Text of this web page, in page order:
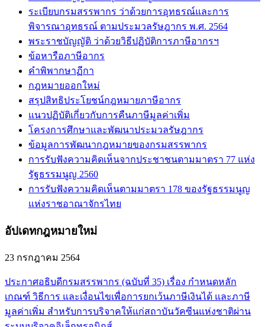
ระเบียบกรมสรรพากร ว่าด้วยการอุทธรณ์และการ
พิจารณาอุทธรณ์ ตามประมวลรัษฎากร พ.ศ. 2564
พระราชบัญญัติ ว่าด้วยวิธีปฏิบัติการภาษีอากรฯ
ข้อหารือภาษีอากร
คำพิพากษาฏีกา
กฎหมายออกใหม่
สรุปสิทธิประโยชน์กฎหมายภาษีอากร
แนวปฏิบัติเกี่ยวกับการคืนภาษีมูลค่าเพิ่ม
โครงการศึกษาและพัฒนาประมวลรัษฎากร
ข้อมูลการพัฒนากฎหมายของกรมสรรพากร
การรับฟังความคิดเห็นจากประชาชนตามมาตรา 77 แห่ง
รัฐธรรมนูญ 2560
การรับฟังความคิดเห็นตามมาตรา 178 ของรัฐธรรมนูญ
แห่งราชอาณาจักรไทย
อัปเดทกฎหมายใหม่
23 กรกฎาคม 2564
ประกาศอธิบดีกรมสรรพากร (ฉบับที่ 35) เรื่อง กำหนดหลัก
เกณฑ์ วิธีการ และเงื่อนไขเพื่อการยกเว้นภาษีเงินได้ และภาษี
มูลค่าเพิ่ม สำหรับการบริจาคให้แก่สถาบันวัคซีนแห่งชาติผ่าน